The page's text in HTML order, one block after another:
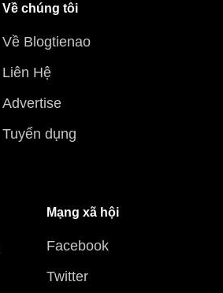
Về chúng tôi
Về Blogtienao
Liên Hệ
Advertise
Tuyển dụng
Mạng xã hội
Facebook
Twitter